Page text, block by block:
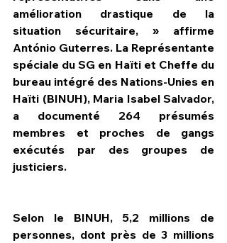
amélioration drastique de la
situation sécuritaire, » affirme
António Guterres. La Représentante
spéciale du SG en Haïti et Cheffe du
bureau intégré des Nations-Unies en
Haïti (BINUH), Maria Isabel Salvador,
a documenté 264 présumés
membres et proches de gangs
exécutés par des groupes de
justiciers.
Selon le BINUH, 5,2 millions de
personnes, dont près de 3 millions